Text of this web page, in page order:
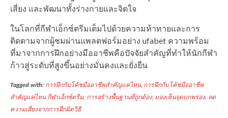
เสี่ยง และพัฒนาทั้งร่างกายและจิตใจ
ในโลกที่กีฬาเอ็กซ์ตรีมเต็มไปด้วยความท้าทายและการ
ติดตามจากผู้ชมผ่านแพลตฟอร์มอย่าง ufabet ความพร้อม
ที่มาจากการฝึกอย่างมืออาชีพคือปัจจัยสำคัญที่ทำให้นักกีฬา
ก้าวสู่ระดับที่สูงขึ้นอย่างมั่นคงและยั่งยืน
Tagged with: การฝึกกับโค้ชมืออาชีพสำคัญแค่ไหน, การฝึกกับโค้ชมืออาชีพ
สำคัญแค่ไหน กีฬาเอ็กซ์ตรีม, การสร้างพื้นฐานที่ถูกต้อง, มองเห็นจุดบกพร่อง, ลด
ความเสี่ยงจากการฝึกผิดวิธี